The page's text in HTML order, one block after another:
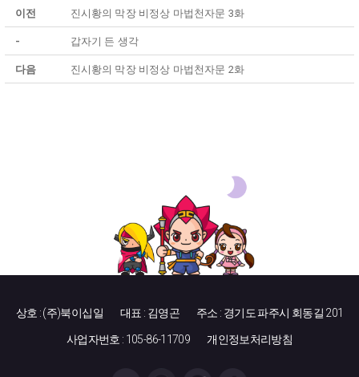
이전 진시황의 막장 비정상 마법천자문 3화
- 갑자기 든 생각
다음 진시황의 막장 비정상 마법천자문 2화
상호 : (주)북이십일 대표 : 김영곤 주소 : 경기도 파주시 회동길 201
사업자번호 : 105-86-11709 개인정보처리방침